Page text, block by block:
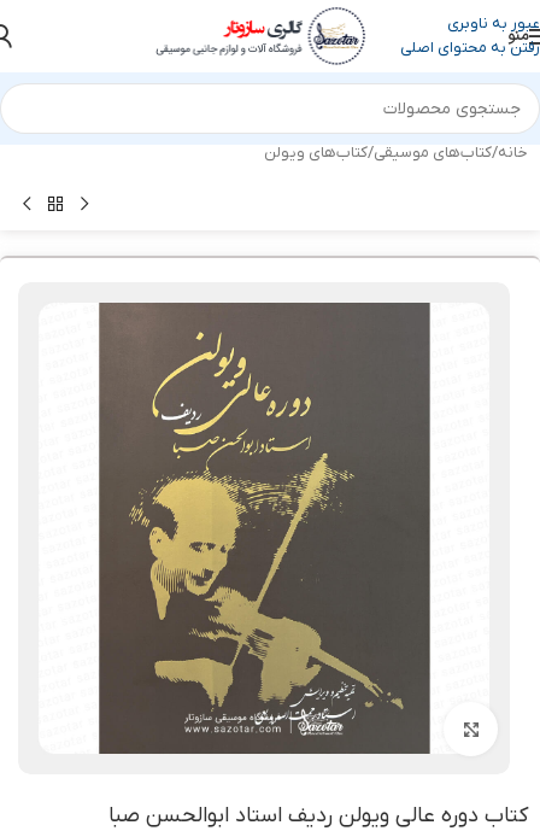
عبور به ناوبری
رفتن به محتوای اصلی
منو
خانه/کتاب‌های موسیقی/کتاب‌های ویولن
کتاب دوره عالی ویولن ردیف استاد ابوالحسن صبا